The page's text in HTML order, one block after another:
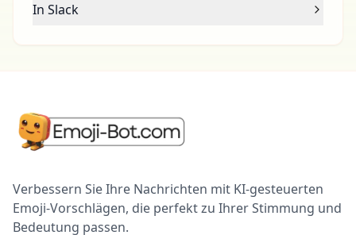
In Slack
Verbessern Sie Ihre Nachrichten mit KI-gesteuerten
Emoji-Vorschlägen, die perfekt zu Ihrer Stimmung und
Bedeutung passen.